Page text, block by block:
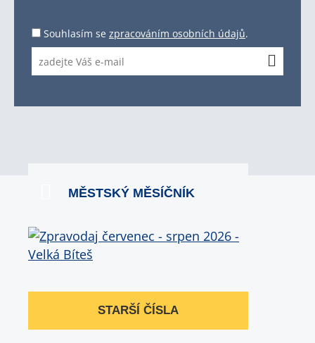
Souhlasím se zpracováním osobních údajů.
MĚSTSKÝ MĚSÍČNÍK
STARŠÍ ČÍSLA